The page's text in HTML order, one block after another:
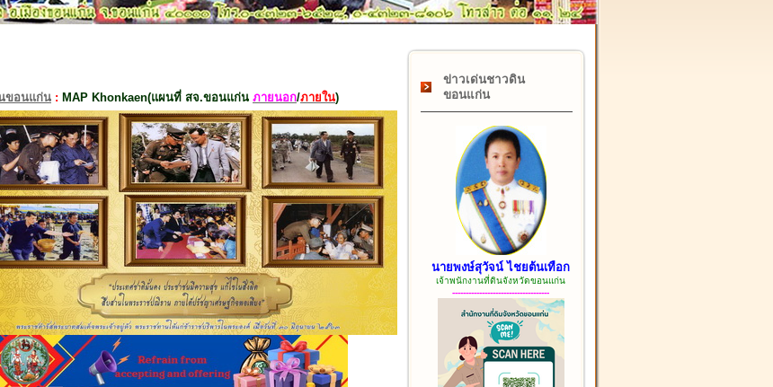
๑๗ กุมภาพันธ์ "วันคล้ายวันสถาปนากรมที่ดิน" ครบรอบ ๑๒๒
ขอนแก่น : MAP Khonkaen(แผนที่ สจ.ขอนแก่น ภายนอก/ภายใน)
ข่าวเด่นชาวดิน
ขอนแก่น
นายพงษ์สุวัจน์ ไชยต้นเทือก
เจ้าพนักงานที่ดินจังหวัดขอนแก่น
------------------------------------